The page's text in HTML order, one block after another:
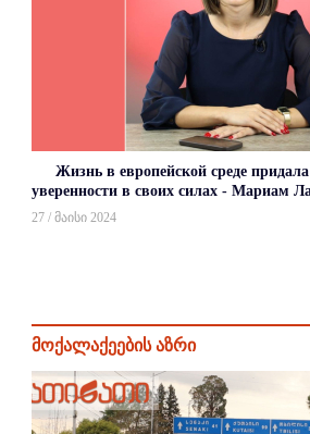
Жизнь в европейской среде
уверенности в своих силах - Мариам
27 / მაისი 2024
მოქალაქეების აზრი